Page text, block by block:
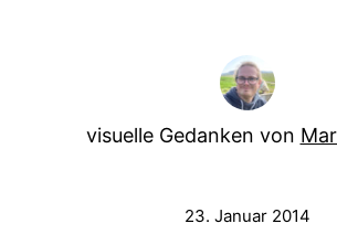
visuelle Gedanken von
23. Januar 2014